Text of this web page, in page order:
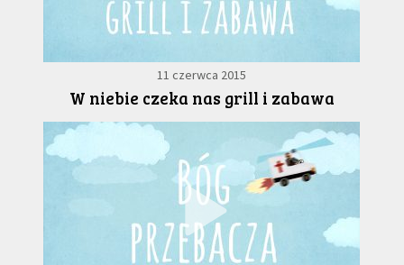
11 czerwca 2015
W niebie czeka nas grill i zabawa